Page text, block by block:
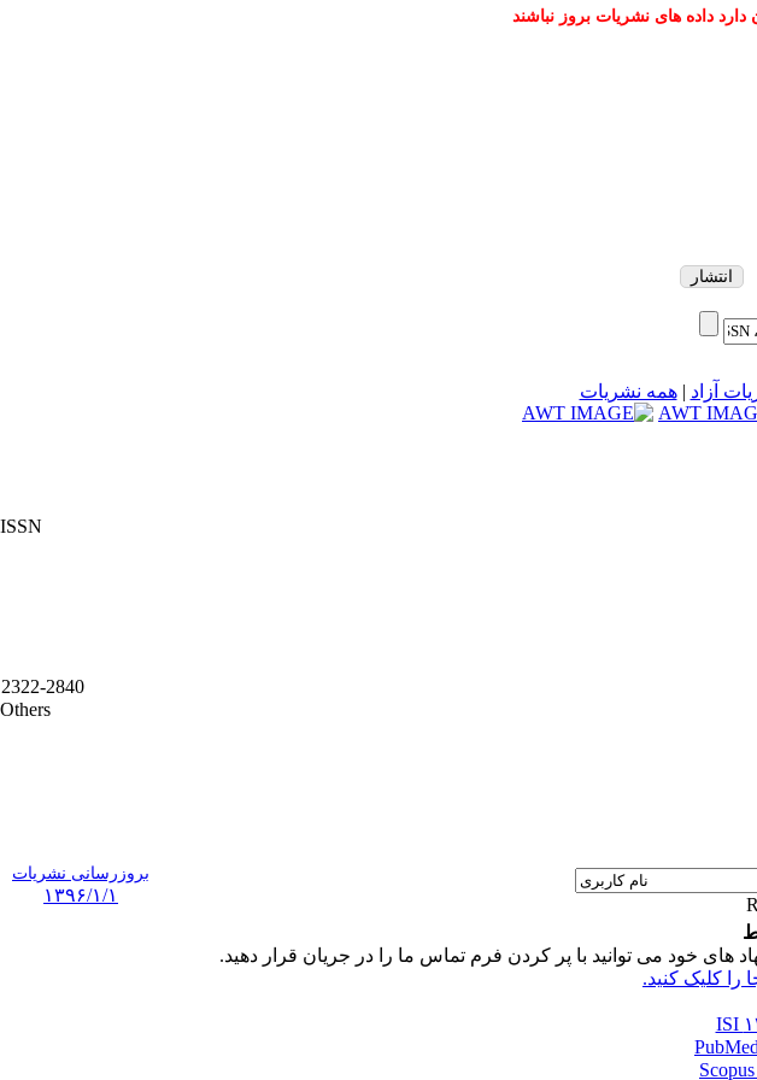
داده های نشریات بروز نباشند
انتشار
آزاد |همه نشریات
ISSN
2322-2840
Others
بروزرسانی نشریات
۱۳۹۶/۱/۱
های خود می توانید با پر کردن فرم تماس ما را در جریان قرار دهید.
را کلیک کنید.